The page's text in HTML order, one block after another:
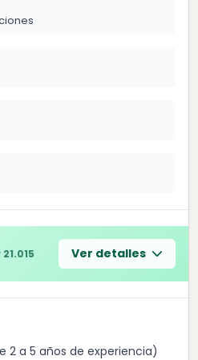
Ver detalles
2 a 5 años de experiencia)